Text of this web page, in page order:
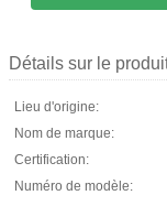
Détails sur le
Lieu d'origine:
Nom de marque:
Certification:
Numéro de modèle: